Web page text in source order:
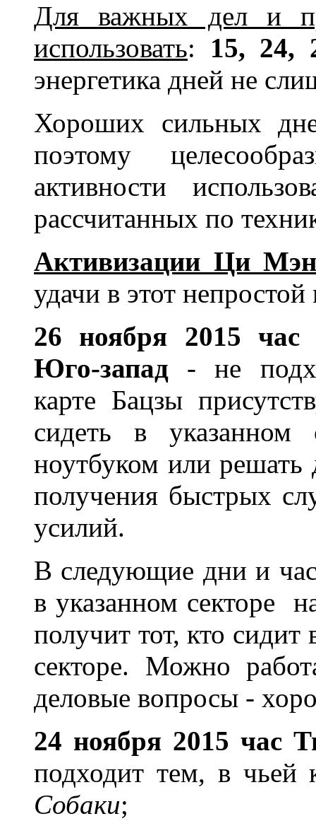
Для важных дел и
использовать: 15, 24,
энергетика дней не
Хороших сильных
поэтому
активности
рассчитанных по
Активизации Ци
удачи в этот
26 ноября 2015 час
Юго-запад - не
карте Бацзы
сидеть в указанном
ноутбуком или
получения быстрых
усилий.
В следующие дни и
в указанном секторе
получит тот, кто
секторе. Можно
деловые вопросы -
24 ноября 2015 час
подходит тем, в чьей
Собаки;